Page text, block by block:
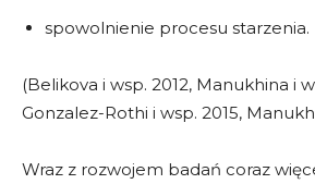
spowolnienie procesu starzenia.
(Belikova i wsp. 2012, Manukhina i
Gonzalez-Rothi i wsp. 2015,
Wraz z rozwojem badań coraz